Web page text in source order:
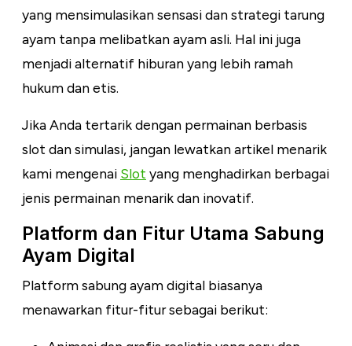
yang mensimulasikan sensasi dan strategi tarung
ayam tanpa melibatkan ayam asli. Hal ini juga
menjadi alternatif hiburan yang lebih ramah
hukum dan etis.
Jika Anda tertarik dengan permainan berbasis
slot dan simulasi, jangan lewatkan artikel menarik
kami mengenai Slot yang menghadirkan berbagai
jenis permainan menarik dan inovatif.
Platform dan Fitur Utama Sabung
Ayam Digital
Platform sabung ayam digital biasanya
menawarkan fitur-fitur sebagai berikut: